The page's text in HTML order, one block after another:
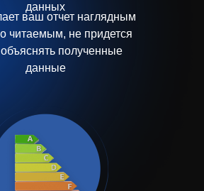
данных
ваш отчет наглядным
читаемым, не придется
объяснять полученные
данные